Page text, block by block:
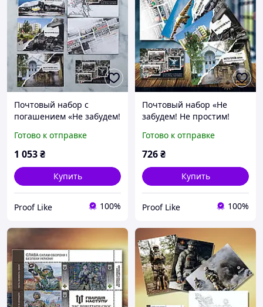
Почтовый набор с
погашением «Не забудем!
Ирпень. Гостомель», 2023
Готово к отправке
1 053₴
Купить
Proof Like 100%
Почтовый набор «Не
забудем! Не простим!
Гостомель», 2023
Готово к отправке
726₴
Купить
Proof Like 100%